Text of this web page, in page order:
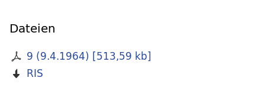
Dateien
9 (9.4.1964) [513,59 kb]
RIS